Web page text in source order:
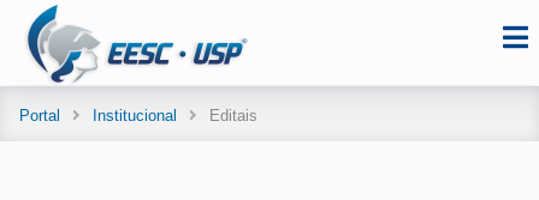
Portal Institucional Editais